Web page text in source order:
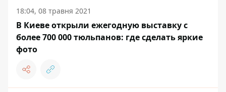
18:04, 08 травня 2021
В Киеве открыли ежегодную выставку с
более 700 000 тюльпанов: где сделать яркие
фото